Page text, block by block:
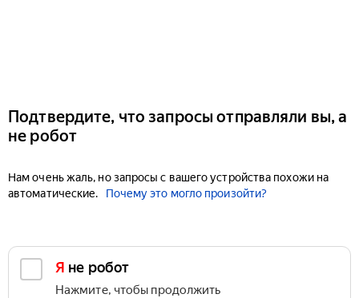
Подтвердите, что запросы отправляли вы, а
не робот
Нам очень жаль, но запросы с вашего устройства похожи на
автоматические.
Почему это могло произойти?
Я не робот
Нажмите, чтобы продолжить